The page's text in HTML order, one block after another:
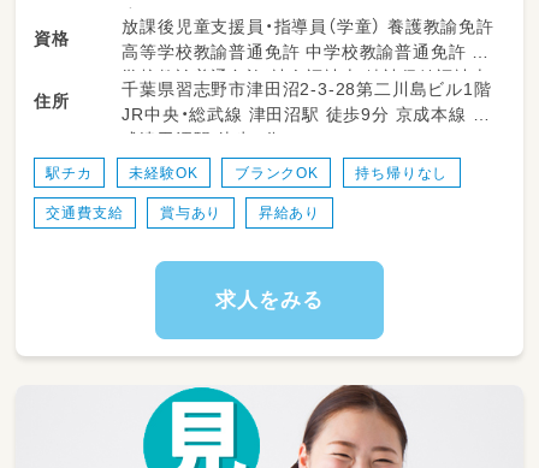
す
・現場での療育支援
・保護者との連携・サポート
・記録作成
・各種事務処理
資格
放課後児童支援員・指導員（学童） 養護教諭免許
高等学校教諭普通免許 中学校教諭普通免許 小
学校教諭普通免許 社会福祉士 精神保健福祉士
普通自動車運転免許
住所
千葉県習志野市津田沼2-3-28第二川島ビル1階
JR中央・総武線 津田沼駅 徒歩9分 京成本線 京
成津田沼駅 徒歩9分
駅チカ 未経験OK ブランクOK 持ち帰りなし
交通費支給 賞与あり 昇給あり
求人をみる